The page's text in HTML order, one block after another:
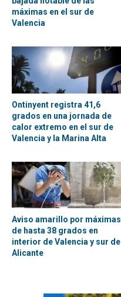
máximas en el sur de
Valencia
Ontinyent registra 41,6
grados en una jornada de
calor extremo en el sur de
Valencia y la Marina Alta
Aviso amarillo por máximas
de hasta 38 grados en
interior de Valencia y sur de
Alicante